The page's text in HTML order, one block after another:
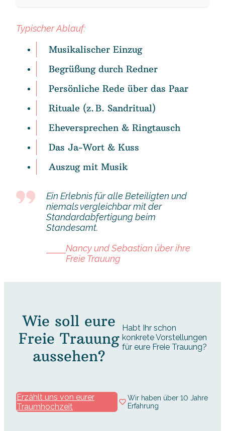
Typischer Ablauf:
Musikalischer Einzug
Begrüßung durch Redner
Persönliche Rede über das Paar
Rituale (z. B. Sandritual)
Eheversprechen & Ringtausch
Das Ja-Wort & Kuss
Auszug mit Musik
Ein Erlebnis für alle Beteiligten und
niemals vergleichbar mit der
Standardabfertigung beim
Standesamt.
Nancy und Sebastian über ihre
Freie Trauung
Wie soll eure
Freie Trauung
aussehen?
Habt Ihr schon
konkrete Vorstellungen
für eure Freie Trauung?
Erzählt uns von eurer
Traumhochzeit
Wir haben über 10 Jahre
Erfahrung